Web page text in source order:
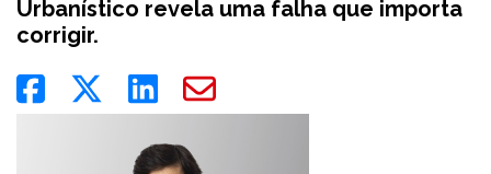
Urbanístico revela uma falha que importa
corrigir.